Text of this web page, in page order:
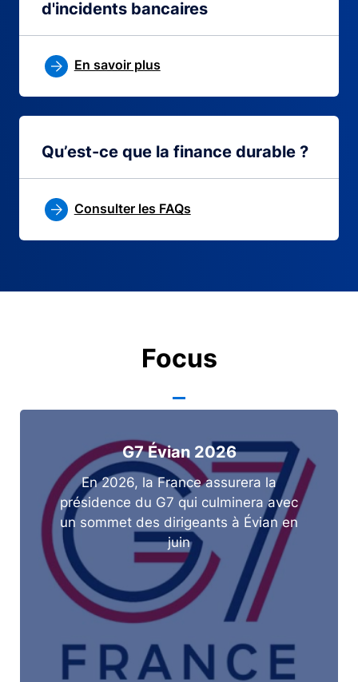
d'incidents bancaires
En savoir plus
Qu’est-ce que la finance durable ?
Consulter les FAQs
Focus
G7 Évian 2026
En 2026, la France assurera la
présidence du G7 qui culminera avec
un sommet des dirigeants à Évian en
juin